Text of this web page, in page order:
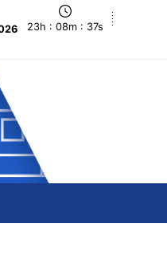
23h : 08m : 38s